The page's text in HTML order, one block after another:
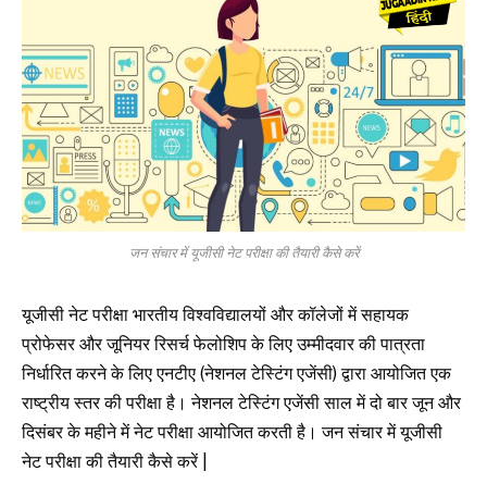
जन संचार में यूजीसी नेट परीक्षा की तैयारी कैसे करें
यूजीसी नेट परीक्षा भारतीय विश्वविद्यालयों और कॉलेजों में सहायक
प्रोफेसर और जूनियर रिसर्च फेलोशिप के लिए उम्मीदवार की पात्रता
निर्धारित करने के लिए एनटीए (नेशनल टेस्टिंग एजेंसी) द्वारा आयोजित एक
राष्ट्रीय स्तर की परीक्षा है। नेशनल टेस्टिंग एजेंसी साल में दो बार जून और
दिसंबर के महीने में नेट परीक्षा आयोजित करती है। जन संचार में यूजीसी
नेट परीक्षा की तैयारी कैसे करें |